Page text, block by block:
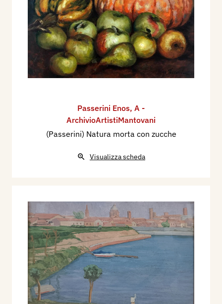
Passerini Enos, A -
ArchivioArtistiMantovani
(Passerini) Natura morta con zucche
Visualizza scheda